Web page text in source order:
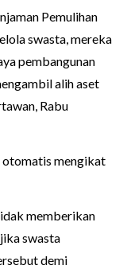
Pemulihan
swasta, mereka
pembangunan
alih aset
Rabu
otomatis mengikat
memberikan
swasta
demi